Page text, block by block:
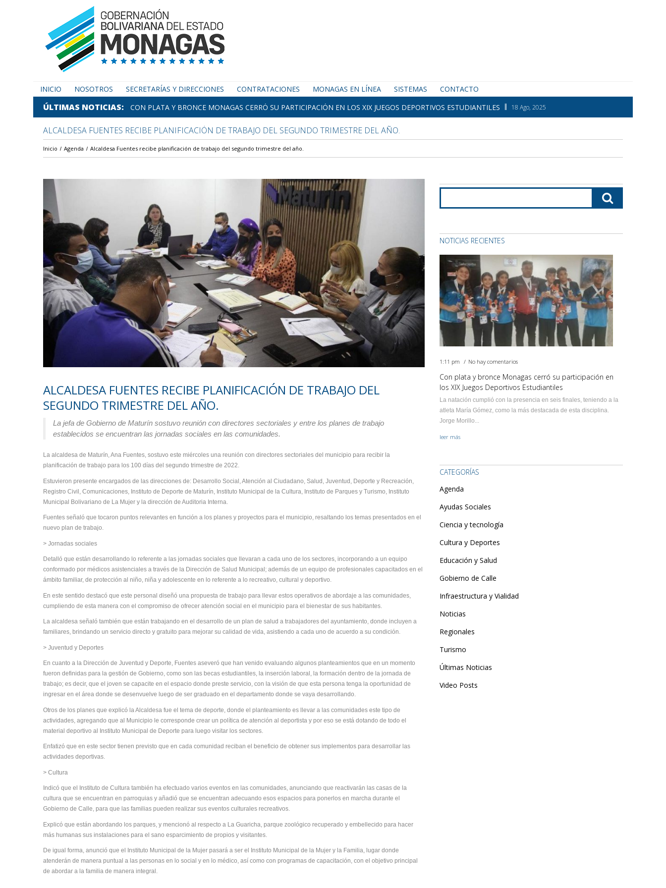
INICIO NOSOTROS SECRETARÍAS Y DIRECCIONES CONTRATACIONES MONAGAS EN LÍNEA SISTEMAS CONTACTO
ÚLTIMAS NOTICIAS 18 Ago, 2025
CON PLATA Y BRONCE MONAGAS CERRÓ SU PARTICIPACIÓN EN LOS XIX JUEGOS DEPORTIVOS ESTUDIANTILES
ALCALDESA FUENTES RECIBE PLANIFICACIÓN DE TRABAJO DEL SEGUNDO TRIMESTRE DEL AÑO.
Inicio Agenda Alcaldesa Fuentes recibe planificación de trabajo del segundo trimestre del año.
ALCALDESA FUENTES RECIBE PLANIFICACIÓN DE TRABAJO DEL
SEGUNDO TRIMESTRE DEL AÑO.
La jefa de Gobierno de Maturín sostuvo reunión con directores sectoriales y entre los planes de trabajo
establecidos se encuentran las jornadas sociales en las comunidades.
La alcaldesa de Maturín, Ana Fuentes, sostuvo este miércoles una reunión con directores sectoriales del municipio para recibir la
planificación de trabajo para los 100 días del segundo trimestre de 2022.
Estuvieron presente encargados de las direcciones de: Desarrollo Social, Atención al Ciudadano, Salud, Juventud, Deporte y Recreación,
Registro Civil, Comunicaciones, Instituto de Deporte de Maturín, Instituto Municipal de la Cultura, Instituto de Parques y Turismo, Instituto
Municipal Bolivariano de La Mujer y la dirección de Auditoria Interna.
Fuentes señaló que tocaron puntos relevantes en función a los planes y proyectos para el municipio, resaltando los temas presentados en el
nuevo plan de trabajo.
> Jornadas sociales
Detalló que están desarrollando lo referente a las jornadas sociales que llevaran a cada uno de los sectores, incorporando a un equipo
conformado por médicos asistenciales a través de la Dirección de Salud Municipal; además de un equipo de profesionales capacitados en el
ámbito familiar, de protección al niño, niña y adolescente en lo referente a lo recreativo, cultural y deportivo.
En este sentido destacó que este personal diseñó una propuesta de trabajo para llevar estos operativos de abordaje a las comunidades,
cumpliendo de esta manera con el compromiso de ofrecer atención social en el municipio para el bienestar de sus habitantes.
La alcaldesa señaló también que están trabajando en el desarrollo de un plan de salud a trabajadores del ayuntamiento, donde incluyen a
familiares, brindando un servicio directo y gratuito para mejorar su calidad de vida, asistiendo a cada uno de acuerdo a su condición.
> Juventud y Deportes
En cuanto a la Dirección de Juventud y Deporte, Fuentes aseveró que han venido evaluando algunos planteamientos que en un momento
fueron definidas para la gestión de Gobierno, como son las becas estudiantiles, la inserción laboral, la formación dentro de la jornada de
trabajo; es decir, que el joven se capacite en el espacio donde preste servicio, con la visión de que esta persona tenga la oportunidad de
ingresar en el área donde se desenvuelve luego de ser graduado en el departamento donde se vaya desarrollando.
Otros de los planes que explicó la Alcaldesa fue el tema de deporte, donde el planteamiento es llevar a las comunidades este tipo de
actividades, agregando que al Municipio le corresponde crear un política de atención al deportista y por eso se está dotando de todo el
material deportivo al Instituto Municipal de Deporte para luego visitar los sectores.
Enfatizó que en este sector tienen previsto que en cada comunidad reciban el beneficio de obtener sus implementos para desarrollar las
actividades deportivas.
> Cultura
Indicó que el Instituto de Cultura también ha efectuado varios eventos en las comunidades, anunciando que reactivarán las casas de la
cultura que se encuentran en parroquias y añadió que se encuentran adecuando esos espacios para ponerlos en marcha durante el
Gobierno de Calle, para que las familias pueden realizar sus eventos culturales recreativos.
Explicó que están abordando los parques, y mencionó al respecto a La Guaricha, parque zoológico recuperado y embellecido para hacer
más humanas sus instalaciones para el sano esparcimiento de propios y visitantes.
De igual forma, anunció que el Instituto Municipal de la Mujer pasará a ser el Instituto Municipal de la Mujer y la Familia, lugar donde
atenderán de manera puntual a las personas en lo social y en lo médico, así como con programas de capacitación, con el objetivo principal
de abordar a la familia de manera integral.
NOTICIAS RECIENTES
1:11 pm No hay comentarios
Con plata y bronce Monagas cerró su participación en
los XIX Juegos Deportivos Estudiantiles
La natación cumplió con la presencia en seis finales, teniendo a la
atleta María Gómez, como la más destacada de esta disciplina.
Jorge Morillo...
leer más
CATEGORÍAS
Agenda
Ayudas Sociales
Ciencia y tecnología
Cultura y Deportes
Educación y Salud
Gobierno de Calle
Infraestructura y Vialidad
Noticias
Regionales
Turismo
Últimas Noticias
Video Posts